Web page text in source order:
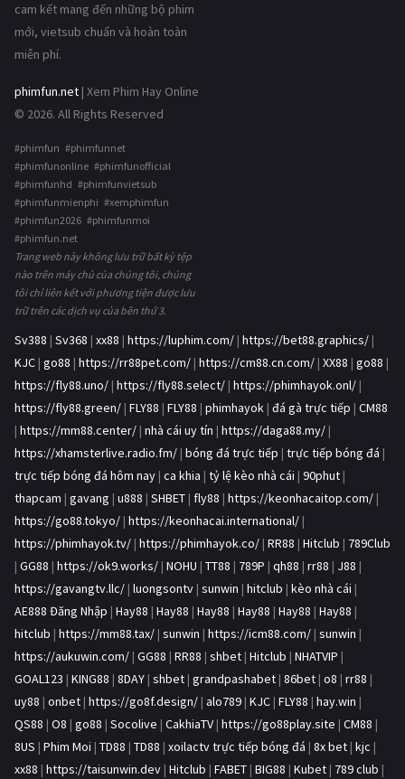
cam kết mang đến những bộ phim
mới, vietsub chuẩn và hoàn toàn
miễn phí.
phimfun.net | Xem Phim Hay Online
© 2026. All Rights Reserved
#phimfun #phimfunnet
#phimfunonline #phimfunofficial
#phimfunhd #phimfunvietsub
#phimfunmienphi #xemphimfun
#phimfun2026 #phimfunmoi
#phimfun.net
Trang web này không lưu trữ bất kỳ tệp
nào trên máy chủ của chúng tôi, chúng
tôi chỉ liên kết với phương tiện được lưu
trữ trên các dịch vụ của bên thứ 3.
Sv388 | Sv368 | xx88 | https://luphim.com/ | https://bet88.graphics/ |
KJC | go88 | https://rr88pet.com/ | https://cm88.cn.com/ | XX88 | go88 |
https://fly88.uno/ | https://fly88.select/ | https://phimhayok.onl/ |
https://fly88.green/ | FLY88 | FLY88 | phimhayok | đá gà trực tiếp | CM88
| https://mm88.center/ | nhà cái uy tín | https://daga88.my/ |
https://xhamsterlive.radio.fm/ | bóng đá trực tiếp | trực tiếp bóng đá |
trực tiếp bóng đá hôm nay | ca khia | tỷ lệ kèo nhà cái | 90phut |
thapcam | gavang | u888 | SHBET | fly88 | https://keonhacaitop.com/ |
https://go88.tokyo/ | https://keonhacai.international/ |
https://phimhayok.tv/ | https://phimhayok.co/ | RR88 | Hitclub | 789Club
| GG88 | https://ok9.works/ | NOHU | TT88 | 789P | qh88 | rr88 | J88 |
https://gavangtv.llc/ | luongsontv | sunwin | hitclub | kèo nhà cái |
AE888 Đăng Nhập | Hay88 | Hay88 | Hay88 | Hay88 | Hay88 | Hay88 |
hitclub | https://mm88.tax/ | sunwin | https://icm88.com/ | sunwin |
https://aukuwin.com/ | GG88 | RR88 | shbet | Hitclub | NHATVIP |
GOAL123 | KING88 | 8DAY | shbet | grandpashabet | 86bet | o8 | rr88 |
uy88 | onbet | https://go8f.design/ | alo789 | KJC | FLY88 | hay.win |
QS88 | O8 | go88 | Socolive | CakhiaTV | https://go88play.site | CM88 |
8US | Phim Moi | TD88 | TD88 | xoilactv trực tiếp bóng đá | 8x bet | kjc |
xx88 | https://taisunwin.dev | Hitclub | FABET | BIG88 | Kubet | 789 club |